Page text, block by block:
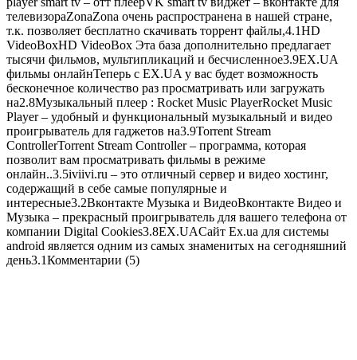
телевизораZonaZona очень распространена в нашей стране,
т.к. позволяет бесплатно скачивать торрент файлы,4.1HD
VideoBoxHD VideoBox Эта база дополнительно предлагает
тысячи фильмов, мультипликаций и бесчисленное3.9EX.UA
фильмы онлайнТеперь с EX.UA у вас будет возможность
бесконечное количество раз просматривать или загружать
на2.8Музыкальный плеер : Rocket Music PlayerRocket Music
Player – удобный и функциональный музыкальный и видео
проигрыватель для гаджетов на3.9Torrent Stream
ControllerTorrent Stream Controller – программа, которая
позволит вам просматривать фильмы в режиме
онлайн..3.5iviivi.ru – это отличный сервер и видео хостинг,
содержащий в себе самые популярные и
интересные3.2Вконтакте Музыка и ВидеоВконтакте Видео и
Музыка – прекрасный проигрыватель для вашего телефона от
компании Digital Cookies3.8EX.UAСайт Ex.ua для системы
android является одним из самых знаменитых на сегодняшний
день3.1Комментарии (5)